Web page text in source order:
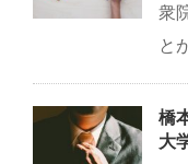
衆
と
橋
大